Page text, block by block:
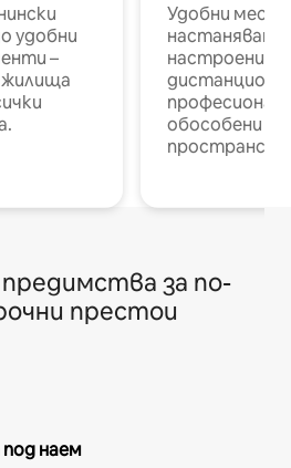
удобни
–
жилища
Удобни
настаняване
настроени и
обособени
за по-
престои
наем